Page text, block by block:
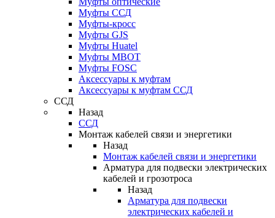
Муфты ССД
Муфты-кросс
Муфты GJS
Муфты Huatel
Муфты МВОТ
Муфты FOSC
Аксессуары к муфтам
Аксессуары к муфтам ССД
ССД
Назад
ССД
Монтаж кабелей связи и энергетики
Назад
Монтаж кабелей связи и энергетики
Арматура для подвески электрических
кабелей и грозотроса
Назад
Арматура для подвески
электрических кабелей и